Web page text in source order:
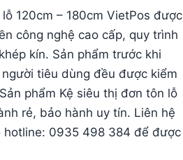
120cm – 180cm VietPos được
công nghệ cao cấp, quy trình
kín. Sản phẩm trước khi
tiêu dùng đều được kiểm
phẩm Kệ siêu thị đơn tôn lỗ
rẻ, bảo hành uy tín. Liên hệ
hotline: 0935 498 384 để được